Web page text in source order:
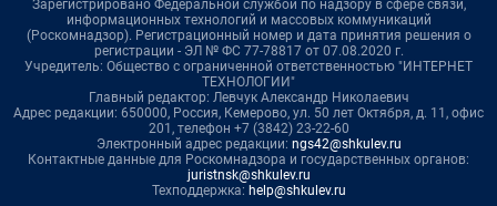
Зарегистрировано Федеральной службой по надзору в сфере связи,
информационных технологий и массовых коммуникаций
(Роскомнадзор). Регистрационный номер и дата принятия решения о
регистрации - ЭЛ № ФС 77-78817 от 07.08.2020 г.
Учредитель: Общество с ограниченной ответственностью "ИНТЕРНЕТ
ТЕХНОЛОГИИ"
Главный редактор: Левчук Александр Николаевич
Адрес редакции: 650000, Россия, Кемерово, ул. 50 лет Октября, д. 11, офис
201, телефон +7 (3842) 23-22-60
Электронный адрес редакции: ngs42@shkulev.ru
Контактные данные для Роскомнадзора и государственных органов:
juristnsk@shkulev.ru
Техподдержка: help@shkulev.ru